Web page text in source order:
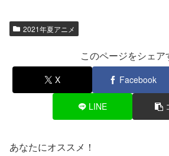
2021年夏アニメ
このページをシェア
X Facebook
LINE
あなたにオススメ！